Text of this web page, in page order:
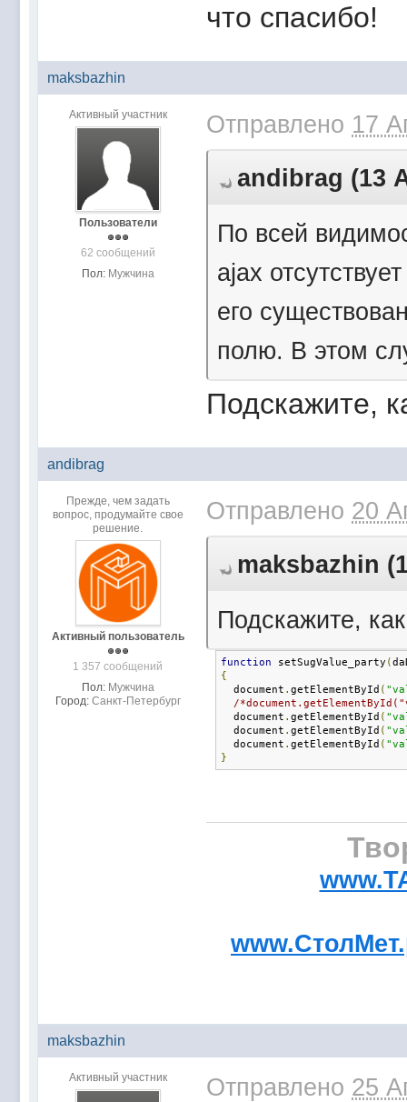
что спасибо!
maksbazhin
Активный участник
Пользователи
62 сообщений
Пол: Мужчина
Отправлено 17
andibrag (13
По всей
ajax
его
полю. В этом
Подскажите,
andibrag
Прежде, чем задать
вопрос, продумайте свое
решение.
Активный пользователь
1 357 сообщений
Пол: Мужчина
Город: Санкт-Петербург
Отправлено 20
maksbazhin
Подскажите,
function setSugValue_party (
{
document . getElementById (
/
document . getElementById (
document . getElementById (
document . getElementById (
}
maksbazhin
Активный участник Отправлено 25